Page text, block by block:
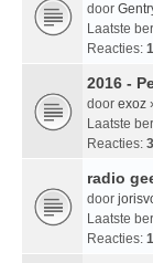
door
Laatste
Reacties:
2016 -
door exoz
Laatste
Reacties:
radio
door
Laatste
Reacties: